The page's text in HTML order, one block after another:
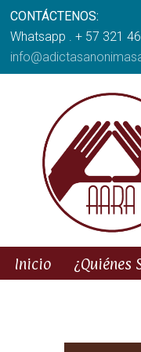
CONTÁCTENOS:
Whatsapp . + 57 321
Inicio ¿Quiénes